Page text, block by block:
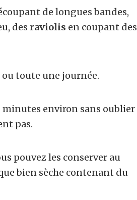
de longues bandes,
des raviolis en coupant des
toute une journée.
minutes environ sans oublier
pas.
pouvez les conserver au
bien sèche contenant du